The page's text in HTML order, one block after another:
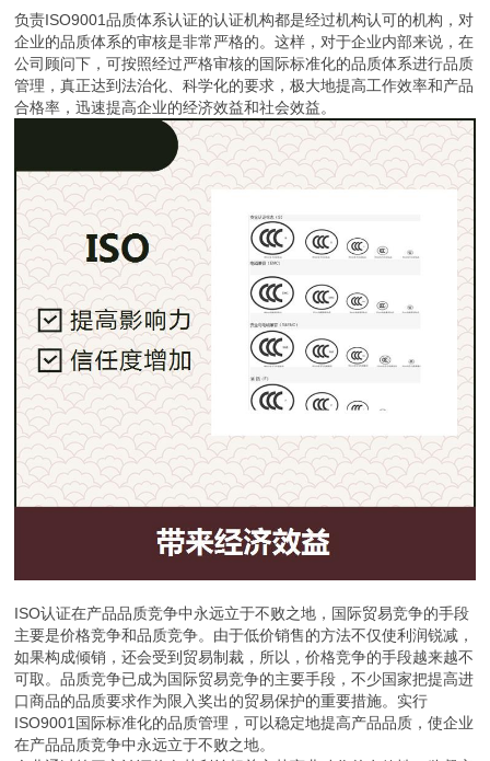
负责ISO9001品质体系认证的认证机构都是经过机构认可的机构，对
企业的品质体系的审核是非常严格的。这样，对于企业内部来说，在
公司顾问下，可按照经过严格审核的国际标准化的品质体系进行品质
管理，真正达到法治化、科学化的要求，极大地提高工作效率和产品
合格率，迅速提高企业的经济效益和社会效益。
ISO认证在产品品质竞争中永远立于不败之地，国际贸易竞争的手段
主要是价格竞争和品质竞争。由于低价销售的方法不仅使利润锐减，
如果构成倾销，还会受到贸易制裁，所以，价格竞争的手段越来越不
可取。品质竞争已成为国际贸易竞争的主要手段，不少国家把提高进
口商品的品质要求作为限入奖出的贸易保护的重要措施。实行
ISO9001国际标准化的品质管理，可以稳定地提高产品品质，使企业
在产品品质竞争中永远立于不败之地。